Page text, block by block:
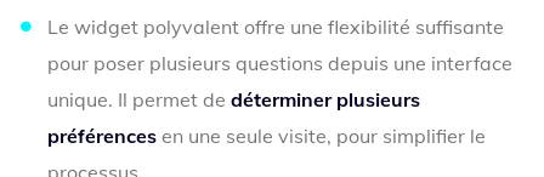
Le widget polyvalent offre une flexibilité suffisante
pour poser plusieurs questions depuis une interface
unique. Il permet de déterminer plusieurs
préférences en une seule visite, pour simplifier le
processus.